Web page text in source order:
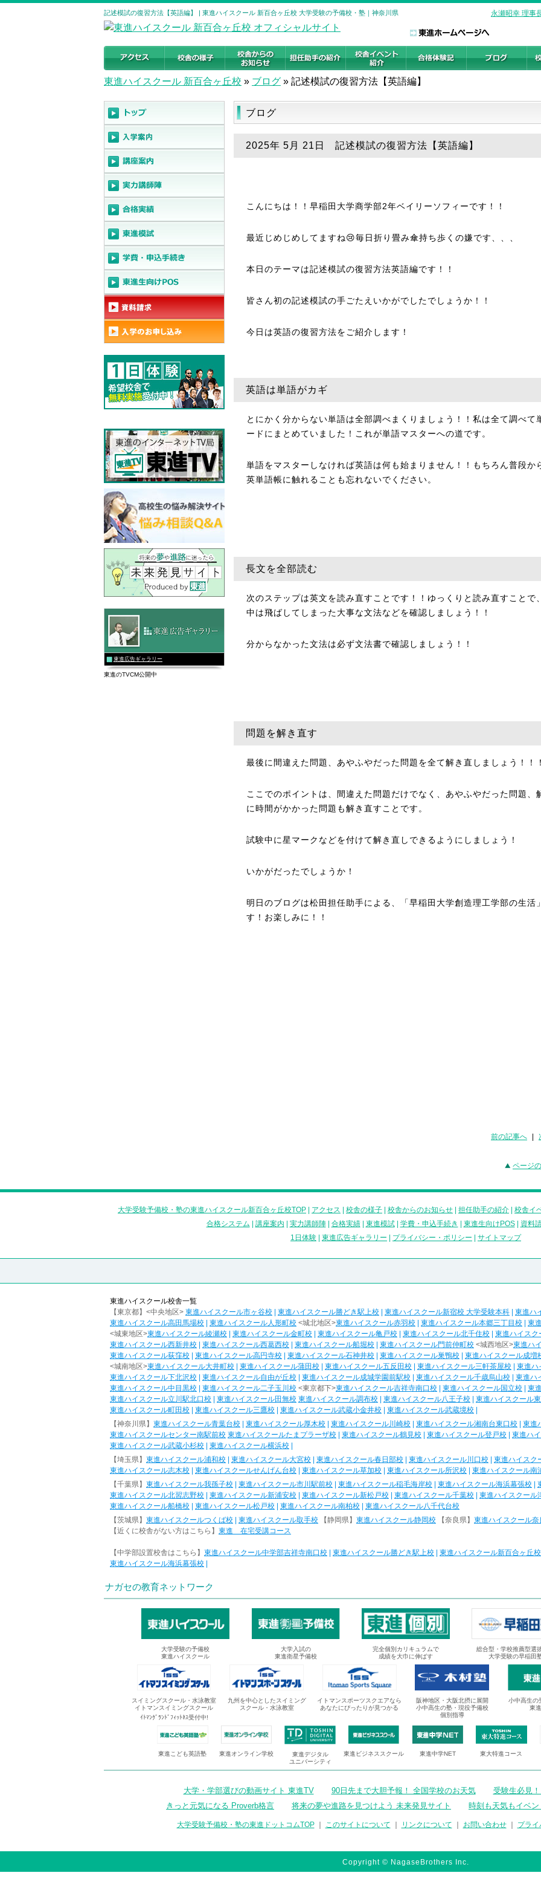
記述模試の復習方法【英語編】 | 東進ハイスクール 新百合ヶ丘校 大学受験の予備校・塾｜神奈川県 永瀬昭幸 理事
東進ハイスクール 新百合ヶ丘校 » ブログ » 記述模試の復習方法【英語編】
ブログ
2025年 5月 21日 記述模試の復習方法【英語編】
こんにちは！！早稲田大学商学部2年ベイリーソフィーです！！
最近じめじめしてますね😢毎日折り畳み傘持ち歩くの嫌です、、、
本日のテーマは記述模試の復習方法英語編です！！
皆さん初の記述模試の手ごたえいかがでしたでしょうか！！
今日は英語の復習方法をご紹介します！
英語は単語がカギ
とにかく分からない単語は全部調べまくりましょう！！私は全て調べて
ードにまとめていました！これが単語マスターへの道です。
単語をマスターしなければ英語は何も始まりません！！もちろん普段か
英単語帳に触れることも忘れないでください。
長文を全部読む
次のステップは英文を読み直すことです！！ゆっくりと読み直すことで
中は飛ばしてしまった大事な文法などを確認しましょう！！
分からなかった文法は必ず文法書で確認しましょう！！
問題を解き直す
最後に間違えた問題、あやふやだった問題を全て解き直しましょう！！
ここでのポイントは、間違えた問題だけでなく、あやふやだった問題、
に時間がかかった問題も解き直すことです。
試験中に星マークなどを付けて解き直しできるようにしましょう！
いかがだったでしょうか！
明日のブログは松田担任助手による、「早稲田大学創造理工学部の生活
す！お楽しみに！！
前の記事へ
ページ
東進広告ギャラリー
東進のTVCM公開中
大学受験予備校・塾の東進ハイスクール新百合ヶ丘校TOP アクセス 校舎の様子 校舎からのお知らせ 担任助手の紹介
校舎イ
合格システム
講座案内 実力講師陣| 合格実績| 東進模試| 学費・申込手続き 東進生向けPOS|
資料
1日体験
東進広告ギャラリー プライバシー・ポリシー サイトマップ
東進ハイスクール校舎一覧
【東京都】<中央地区> 東進ハイスクール市ヶ谷校 東進ハイスクール勝どき駅上校 東進ハイスクール新宿校 大学受験本科
東進ハ
東進ハイスクール高田馬場校
東進ハイスクール人形町校 <城北地区>東進ハイスクール赤羽校 東進ハイスクール本郷三丁目校
東
<城東地区>東進ハイスクール綾瀬校 東進ハイスクール金町校 東進ハイスクール亀戸校 東進ハイスクール北千住校
東進ハイスク
東進ハイスクール西新井校
東進ハイスクール西葛西校 東進ハイスクール船堀校 東進ハイスクール門前仲町校 <城西地区>東進ハ
東進ハイスクール荻窪校
東進ハイスクール高円寺校 東進ハイスクール石神井校 東進ハイスクール巣鴨校
東進ハイスクール成増
<城南地区>東進ハイスクール大井町校 東進ハイスクール蒲田校 東進ハイスクール五反田校 東進ハイスクール三軒茶屋校
東進ハ
東進ハイスクール下北沢校
東進ハイスクール自由が丘校 東進ハイスクール成城学園前駅校 東進ハイスクール千歳烏山校
東進ハ
東進ハイスクール中目黒校
東進ハイスクール二子玉川校 <東京都下>東進ハイスクール吉祥寺南口校 東進ハイスクール国立校
東
東進ハイスクール立川駅北口校
東進ハイスクール田無校 東進ハイスクール調布校 東進ハイスクール八王子校
東進ハイスクール
東進ハイスクール町田校
東進ハイスクール三鷹校 東進ハイスクール武蔵小金井校 東進ハイスクール武蔵境校
【神奈川県】 東進ハイスクール青葉台校 東進ハイスクール厚木校 東進ハイスクール川崎校 東進ハイスクール湘南台東口校
東進
東進ハイスクールセンター南駅前校 東進ハイスクールたまプラーザ校 東進ハイスクール鶴見校 東進ハイスクール登戸校
東進ハ
東進ハイスクール武蔵小杉校
東進ハイスクール横浜校
【埼玉県】 東進ハイスクール浦和校 東進ハイスクール大宮校 東進ハイスクール春日部校 東進ハイスクール川口校
東進ハイスク
東進ハイスクール志木校
東進ハイスクールせんげん台校 東進ハイスクール草加校 東進ハイスクール所沢校
東進ハイスクール南
【千葉県】 東進ハイスクール我孫子校 東進ハイスクール市川駅前校 東進ハイスクール稲毛海岸校 東進ハイスクール海浜幕張校
東進ハイスクール北習志野校
東進ハイスクール新浦安校 東進ハイスクール新松戸校 東進ハイスクール千葉校
東進ハイスクール
東進ハイスクール船橋校
東進ハイスクール松戸校 東進ハイスクール南柏校
東進ハイスクール八千代台校
【茨城県】 東進ハイスクールつくば校 東進ハイスクール取手校 【静岡県】 東進ハイスクール静岡校 【奈良県】 東進ハイスクール奈
【近くに校舎がない方はこちら】 東進 在宅受講コース
【中学部設置校舎はこちら】 東進ハイスクール中学部吉祥寺南口校 東進ハイスクール勝どき駅上校
東進ハイスクール新百合ヶ丘校
東進ハイスクール海浜幕張校
ナガセの教育ネットワーク
大学受験の予備校
東進ハイスクール
大学入試の
東進衛星予備校
完全個別カリキュラムで
成績を大巾に伸ばす
総合型・学校推薦型選
大学受験の早稲田
スイミングスクール・水泳教室
イトマンスイミングスクール
ｲﾄﾏﾝｸﾞﾗﾝﾄﾞﾌｨｯﾄﾈｽ受付中!
九州を中心としたスイミング
スクール・水泳教室
イトマンスポーツスクエアなら
あなたにぴったりが見つかる
阪神地区・大阪北摂に展開
小中高生の塾・現役予備校
個別指導
小中高生の
東
東進こども英語塾 東進オンライン学校
東進デジタル
ユニバーシティ
東進ビジネススクール 東進中学NET 東大特進コース
大学・学部選びの動画サイト 東進TV 90日先まで大胆予報！ 全国学校のお天気
受験生必見
きっと元気になる Proverb格言
将来の夢や進路を見つけよう 未来発見サイト 時刻も天気もイベ
大学受験予備校・塾の東進ドットコムTOP｜ このサイトについて リンクについて お問い合わせ｜ プラ
Copyright © NagaseBrothers Inc.